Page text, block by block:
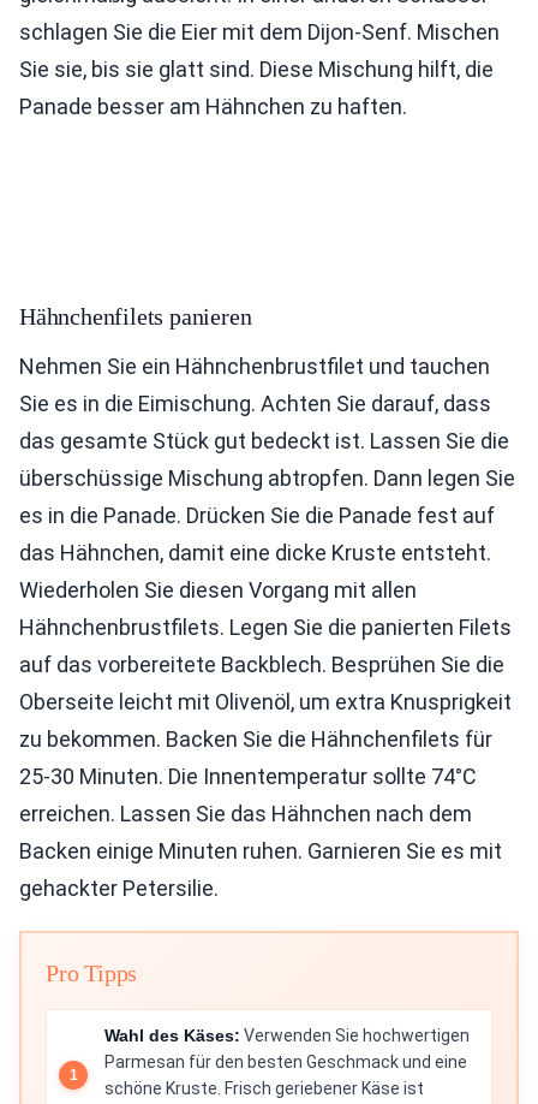
schlagen Sie die Eier mit dem Dijon-Senf. Mischen
Sie sie, bis sie glatt sind. Diese Mischung hilft, die
Panade besser am Hähnchen zu haften.
Hähnchenfilets panieren
Nehmen Sie ein Hähnchenbrustfilet und tauchen
Sie es in die Eimischung. Achten Sie darauf, dass
das gesamte Stück gut bedeckt ist. Lassen Sie die
überschüssige Mischung abtropfen. Dann legen Sie
es in die Panade. Drücken Sie die Panade fest auf
das Hähnchen, damit eine dicke Kruste entsteht.
Wiederholen Sie diesen Vorgang mit allen
Hähnchenbrustfilets. Legen Sie die panierten Filets
auf das vorbereitete Backblech. Besprühen Sie die
Oberseite leicht mit Olivenöl, um extra Knusprigkeit
zu bekommen. Backen Sie die Hähnchenfilets für
25-30 Minuten. Die Innentemperatur sollte 74°C
erreichen. Lassen Sie das Hähnchen nach dem
Backen einige Minuten ruhen. Garnieren Sie es mit
gehackter Petersilie.
Pro Tipps
Wahl des Käses: Verwenden Sie hochwertigen
Parmesan für den besten Geschmack und eine
schöne Kruste. Frisch geriebener Käse ist